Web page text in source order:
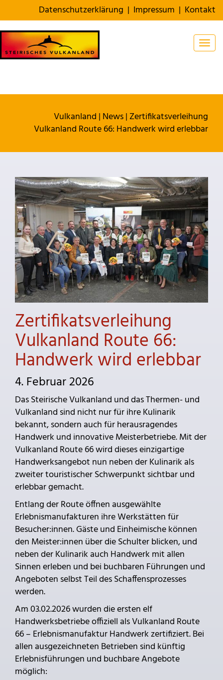
Datenschutzerklärung | Impressum | Kontakt
Vulkanland | News| Zertifikatsverleihung
Vulkanland Route 66: Handwerk wird erlebbar
Zertifikatsverleihung
Vulkanland Route 66:
Handwerk wird erlebbar
4. Februar 2026
Das Steirische Vulkanland und das Thermen- und
Vulkanland sind nicht nur für ihre Kulinarik
bekannt, sondern auch für herausragendes
Handwerk und innovative Meisterbetriebe. Mit der
Vulkanland Route 66 wird dieses einzigartige
Handwerksangebot nun neben der Kulinarik als
zweiter touristischer Schwerpunkt sichtbar und
erlebbar gemacht.
Entlang der Route öffnen ausgewählte
Erlebnismanufakturen ihre Werkstätten für
Besucher:innen. Gäste und Einheimische können
den Meister:innen über die Schulter blicken, und
neben der Kulinarik auch Handwerk mit allen
Sinnen erleben und bei buchbaren Führungen und
Angeboten selbst Teil des Schaffensprozesses
werden.
Am 03.02.2026 wurden die ersten elf
Handwerksbetriebe offiziell als Vulkanland Route
66 – Erlebnismanufaktur Handwerk zertifiziert. Bei
allen ausgezeichneten Betrieben sind künftig
Erlebnisführungen und buchbare Angebote
möglich: